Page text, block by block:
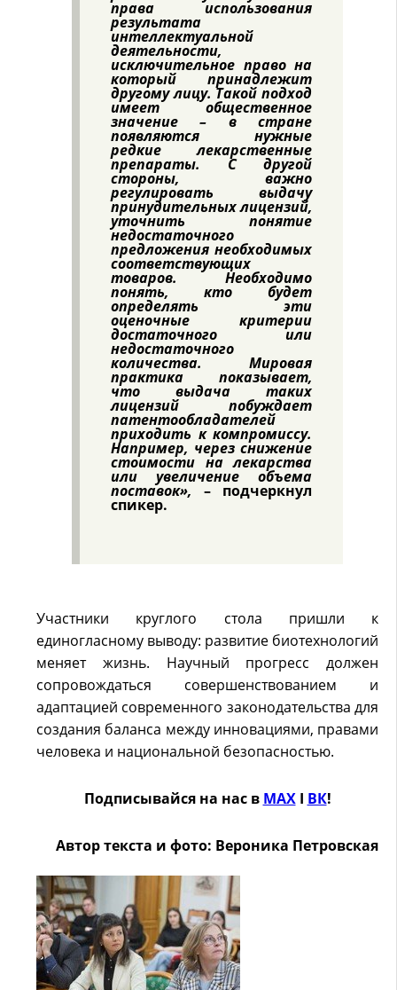
права использования
результата
интеллектуальной
деятельности,
исключительное право на
который принадлежит
другому лицу. Такой подход
имеет общественное
значение – в стране
появляются нужные
редкие лекарственные
препараты. С другой
стороны, важно
регулировать выдачу
принудительных лицензий,
уточнить понятие
недостаточного
предложения необходимых
соответствующих
товаров. Необходимо
понять, кто будет
определять эти
оценочные критерии
достаточного или
недостаточного
количества. Мировая
практика показывает,
что выдача таких
лицензий побуждает
патентообладателей
приходить к компромиссу.
Например, через снижение
стоимости на лекарства
или увеличение объема
поставок», – подчеркнул
спикер.
Участники круглого стола пришли к
единогласному выводу: развитие биотехнологий
меняет жизнь. Научный прогресс должен
сопровождаться совершенствованием и
адаптацией современного законодательства для
создания баланса между инновациями, правами
человека и национальной безопасностью.
Подписывайся на нас в MAXӀ ВК!
Автор текста и фото: Вероника Петровская